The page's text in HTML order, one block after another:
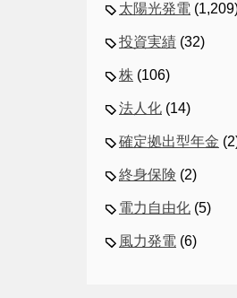
太陽光発電
投資実績 (32)
株 (106)
法人化 (14)
確定拠出型年金
終身保険 (2)
電力自由化 (5)
風力発電 (6)